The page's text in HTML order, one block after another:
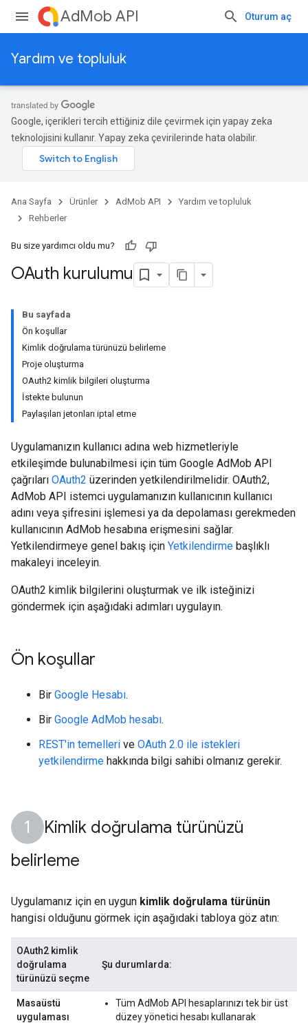
AdMob API Oturum aç
Yardım ve topluluk
Google, içerikleri tercih ettiğiniz dile çevirmek için yapay zeka
teknolojisini kullanır. Yapay zeka çevirilerinde hata olabilir.
Ana Sayfa Ürünler AdMob API
Yardım ve topluluk
Rehberler
Bu size yardımcı oldu mu?
OAuth kurulumu
Bu sayfada
Ön koşullar
Kimlik doğrulama türünüzü belirleme
Proje oluşturma
OAuth2 kimlik bilgileri oluşturma
İstekte bulunun
Paylaşılan jetonları iptal etme
Uygulamanızın kullanıcı adına web hizmetleriyle
etkileşimde bulunabilmesi için tüm Google AdMob API
çağrıları OAuth2 üzerinden yetkilendirilmelidir. OAuth2,
AdMob API istemci uygulamanızın kullanıcının kullanıcı
adını veya şifresini işlemesi ya da depolaması gerekmeden
kullanıcının AdMob hesabına erişmesini sağlar.
Yetkilendirmeye genel bakış için Yetkilendirme başlıklı
makaleyi inceleyin.
OAuth2 kimlik bilgilerini oluşturmak ve ilk isteğinizi
göndermek için aşağıdaki adımları uygulayın.
Ön koşullar
Bir Google Hesabı.
Bir Google AdMob hesabı.
REST'in temelleri ve OAuth 2.0 ile istekleri
yetkilendirme hakkında bilgi sahibi olmanız gerekir.
Kimlik doğrulama türünüzü
belirleme
Uygulamanız için en uygun kimlik doğrulama türünün
hangisi olduğunu görmek için aşağıdaki tabloya göz atın:
OAuth2 kimlik
doğrulama
türünüzü seçme
Şu durumlarda:
Masaüstü
uygulaması
Tüm AdMob API hesaplarınızı tek bir üst
düzey yönetici hesabı kullanarak